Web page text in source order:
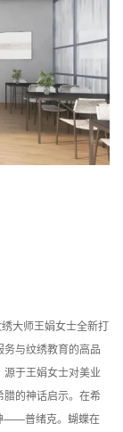
大师王娟女士全新打
与纹绣教育的高品
于王娟女士对美业
的神话启示。在希
——普绪克。蝴蝶在